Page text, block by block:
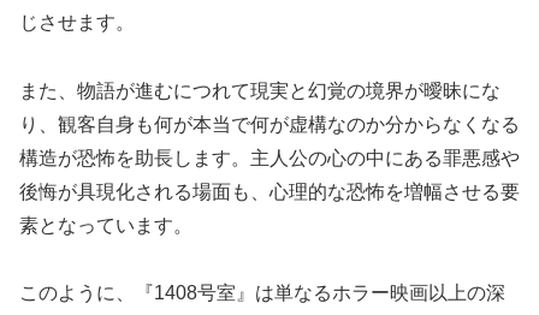
じさせます。
また、物語が進むにつれて現実と幻覚の境界が曖昧にな
り、観客自身も何が本当で何が虚構なのか分からなくなる
構造が恐怖を助長します。主人公の心の中にある罪悪感や
後悔が具現化される場面も、心理的な恐怖を増幅させる要
素となっています。
このように、『1408号室』は単なるホラー映画以上の深